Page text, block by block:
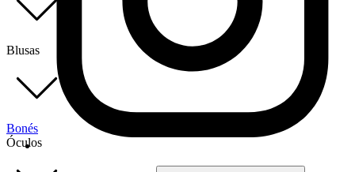
Blusas
Bonés
Óculos